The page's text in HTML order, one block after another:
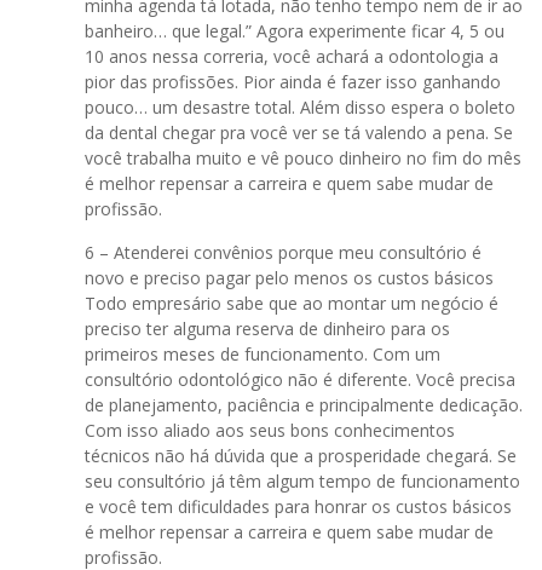
minha agenda tá lotada, não tenho tempo nem de ir ao
banheiro… que legal.” Agora experimente ficar 4, 5 ou
10 anos nessa correria, você achará a odontologia a
pior das profissões. Pior ainda é fazer isso ganhando
pouco… um desastre total. Além disso espera o boleto
da dental chegar pra você ver se tá valendo a pena. Se
você trabalha muito e vê pouco dinheiro no fim do mês
é melhor repensar a carreira e quem sabe mudar de
profissão.
6 – Atenderei convênios porque meu consultório é
novo e preciso pagar pelo menos os custos básicos
Todo empresário sabe que ao montar um negócio é
preciso ter alguma reserva de dinheiro para os
primeiros meses de funcionamento. Com um
consultório odontológico não é diferente. Você precisa
de planejamento, paciência e principalmente dedicação.
Com isso aliado aos seus bons conhecimentos
técnicos não há dúvida que a prosperidade chegará. Se
seu consultório já têm algum tempo de funcionamento
e você tem dificuldades para honrar os custos básicos
é melhor repensar a carreira e quem sabe mudar de
profissão.